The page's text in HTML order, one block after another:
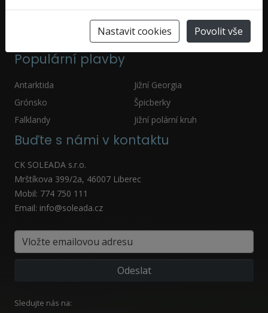
Špicberky
Jižní polární kruh
Populární plavby
Antarktida
Jižní Georgia
Grónsko
Špicberky
Falklandy
Jižní polární kruh
Buďte s námi v kontaktu
CK SOLEADA s.r.o.
Mrštíkova 399/2a, 46007 Liberec
Mobil: 774 750 111
Email: info@soleada.cz
Sledujte nás na:
Nastavit cookies Povolit vše